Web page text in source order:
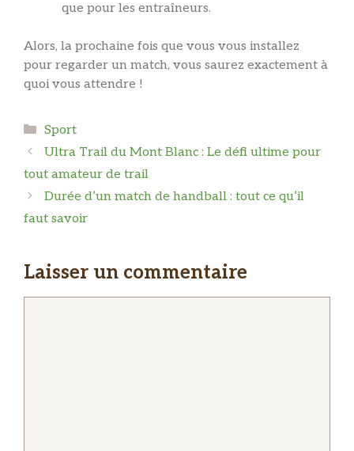
que pour les entraîneurs.
Alors, la prochaine fois que vous vous installez
pour regarder un match, vous saurez exactement à
quoi vous attendre !
Catégories
Sport
Ultra Trail du Mont Blanc : Le défi ultime pour
tout amateur de trail
Durée d’un match de handball : tout ce qu’il
faut savoir
Laisser un commentaire